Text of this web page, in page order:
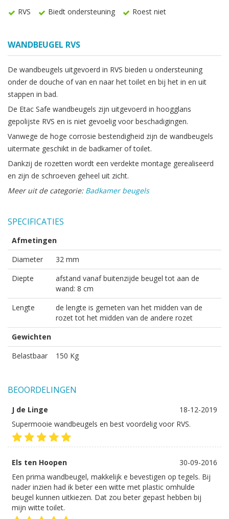
RVS Biedt ondersteuning Roest niet
WANDBEUGEL RVS
De wandbeugels uitgevoerd in RVS bieden u ondersteuning
onder de douche of van en naar het toilet en bij het in en uit
stappen in bad.
De Etac Safe wandbeugels zijn uitgevoerd in hoogglans
gepolijste RVS en is niet gevoelig voor beschadigingen.
Vanwege de hoge corrosie bestendigheid zijn de wandbeugels
uitermate geschikt in de badkamer of toilet.
Dankzij de rozetten wordt een verdekte montage gerealiseerd
en zijn de schroeven geheel uit zicht.
Meer uit de categorie: Badkamer beugels
SPECIFICATIES
Afmetingen
Diameter
32 mm
Diepte
afstand vanaf buitenzijde beugel tot aan de
wand: 8 cm
Lengte
de lengte is gemeten van het midden van de
rozet tot het midden van de andere rozet
Gewichten
Belastbaar
150 Kg
BEOORDELINGEN
J de Linge
18-12-2019
Supermooie wandbeugels en best voordelig voor RVS.
Els ten Hoopen
30-09-2016
Een prima wandbeugel, makkelijk e bevestigen op tegels. Bij
nader inzien had ik beter een witte met plastic omhulde
beugel kunnen uitkiezen. Dat zou beter gepast hebben bij
mijn witte toilet.